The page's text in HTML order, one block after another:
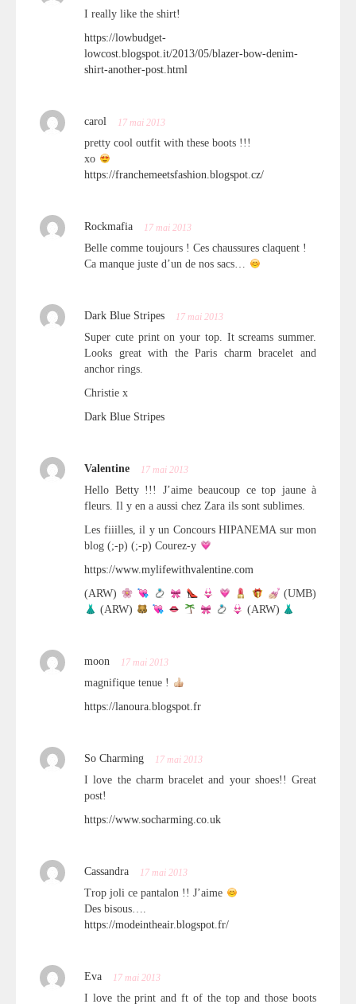
I really like the shirt!
https://lowbudget-
lowcost.blogspot.it/2013/05/blazer-bow-denim-
shirt-another-post.html
carol 17 mai 2013
pretty cool outfit with these boots !!!
xo
https://franchemeetsfashion.blogspot.cz/
Rockmafia 17 mai 2013
Belle comme toujours ! Ces chaussures claquent !
Ca manque juste d’un de nos sacs…
Dark Blue Stripes 17 mai 2013
Super cute print on your top. It screams summer.
Looks great with the Paris charm bracelet and
anchor rings.
Christie x
Dark Blue Stripes
Valentine 17 mai 2013
Hello Betty !!! J’aime beaucoup ce top jaune à
fleurs. Il y en a aussi chez Zara ils sont sublimes.
Les fiiilles, il y un Concours HIPANEMA sur mon
blog (;-p) (;-p) Courez-y
https://www.mylifewithvalentine.com
(ARW)
(UMB)
(ARW)
(ARW)
moon 17 mai 2013
magnifique tenue !
https://lanoura.blogspot.fr
So Charming 17 mai 2013
I love the charm bracelet and your shoes!! Great
post!
https://www.socharming.co.uk
Cassandra 17 mai 2013
Trop joli ce pantalon !! J’aime
Des bisous….
https://modeintheair.blogspot.fr/
Eva 17 mai 2013
I love the print and ft of the top and those boots